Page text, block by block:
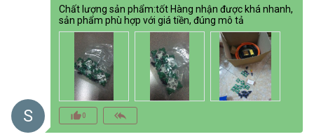
S
Chất lượng sản phẩm:tốt Hàng nhận được khá nhanh,
sản phẩm phù hợp với giá tiền, đúng mô tả
thumb_up_alt0 reply_all